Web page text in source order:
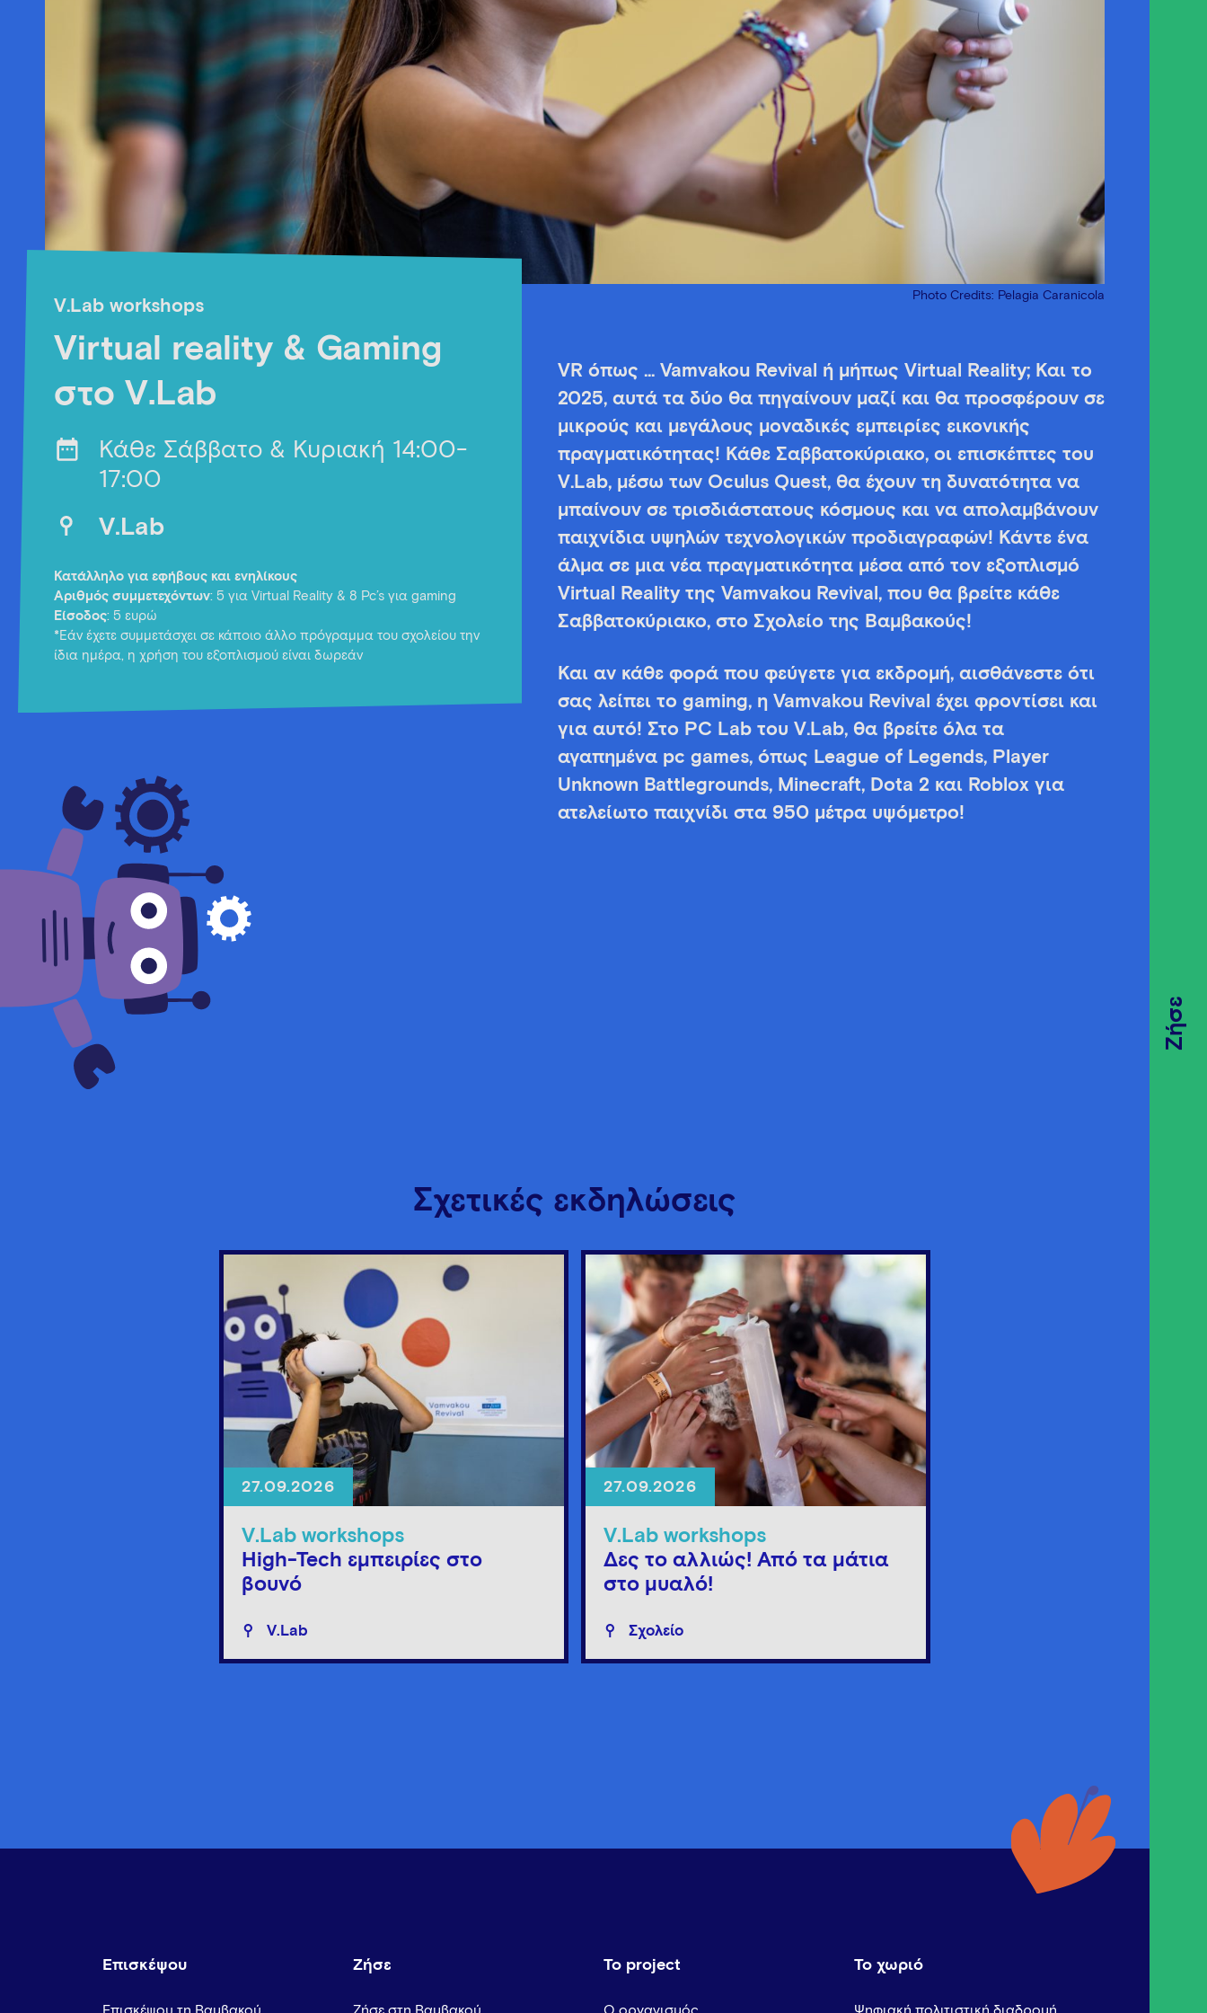
Ζήσε
Photo Credits: Pelagia Caranicola
V.Lab workshops
Virtual reality & Gaming
στο V.Lab
Κάθε Σάββατο & Κυριακή 14:00-
17:00
V.Lab
Κατάλληλο για εφήβους και ενηλίκους
Αριθμός συμμετεχόντων: 5 για Virtual Reality & 8 Pc’s για gaming
Είσοδος: 5 ευρώ
*Εάν έχετε συμμετάσχει σε κάποιο άλλο πρόγραμμα του σχολείου την
ίδια ημέρα, η χρήση του εξοπλισμού είναι δωρεάν
VR όπως … Vamvakou Revival ή μήπως Virtual Reality; Και το
2025, αυτά τα δύο θα πηγαίνουν μαζί και θα προσφέρουν σε
μικρούς και μεγάλους μοναδικές εμπειρίες εικονικής
πραγματικότητας! Κάθε Σαββατοκύριακο, οι επισκέπτες του
V.Lab, μέσω των Oculus Quest, θα έχουν τη δυνατότητα να
μπαίνουν σε τρισδιάστατους κόσμους και να απολαμβάνουν
παιχνίδια υψηλών τεχνολογικών προδιαγραφών! Κάντε ένα
άλμα σε μια νέα πραγματικότητα μέσα από τον εξοπλισμό
Virtual Reality της Vamvakou Revival, που θα βρείτε κάθε
Σαββατοκύριακο, στο Σχολείο της Βαμβακούς!
Και αν κάθε φορά που φεύγετε για εκδρομή, αισθάνεστε ότι
σας λείπει το gaming, η Vamvakou Revival έχει φροντίσει και
για αυτό! Στο PC Lab του V.Lab, θα βρείτε όλα τα
αγαπημένα pc games, όπως League of Legends, Player
Unknown Battlegrounds, Minecraft, Dota 2 και Roblox για
ατελείωτο παιχνίδι στα 950 μέτρα υψόμετρο!
Σχετικές εκδηλώσεις
27.09.2026
V.Lab workshops
High-Tech εμπειρίες στο
βουνό
V.Lab
27.09.2026
V.Lab workshops
Δες το αλλιώς! Από τα μάτια
στο μυαλό!
Σχολείο
Επισκέψου Ζήσε Το project Το χωριό